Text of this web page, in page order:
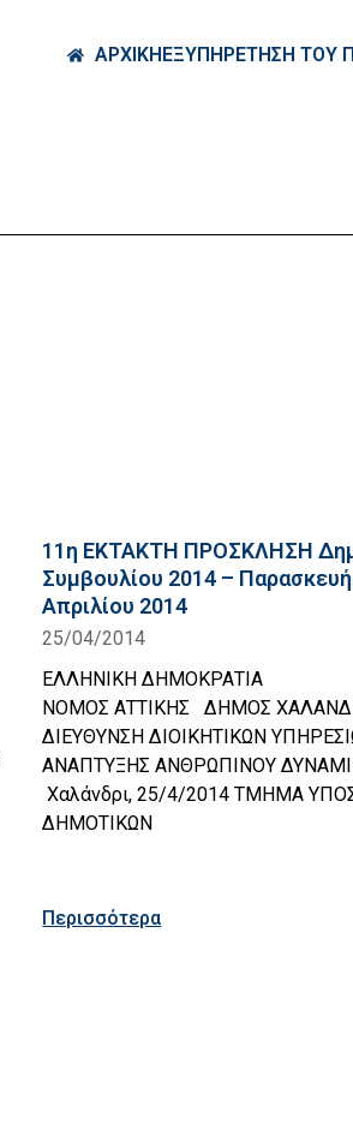
ΑΡΧΙΚΗΕΞΥΠΗΡΕΤΗΣΗ ΤΟΥ
11η EKTAKTH ΠΡΟΣΚΛΗΣΗ
Συμβουλίου 2014 –
Απριλίου 2014
25/04/2014
ΕΛΛΗΝΙΚΗ
ΝΟΜΟΣ ΑΤΤΙΚΗΣ ΔΗΜΟΣ
ΔΙΕΥΘΥΝΣΗ ΔΙΟΙΚΗΤΙΚΩΝ
ΑΝΑΠΤΥΞΗΣ ΑΝΘΡΩΠΙΝΟΥ
Χαλάνδρι, 25/4/2014 ΤΜΗΜΑ
ΔΗΜΟΤΙΚΩΝ
Περισσότερα